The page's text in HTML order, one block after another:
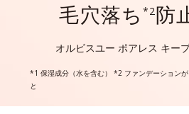
毛穴落ち *2防
オルビスユー ポアレス キー
*1 保湿成分（水を含む） *2 ファンデーション
と